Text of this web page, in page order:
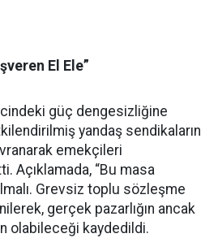
El Ele”
güç dengesizliğine
yandaş sendikaların
emekçileri
Açıklamada, “Bu masa
Grevsiz toplu sözleşme
gerçek pazarlığın ancak
olabileceği kaydedildi.